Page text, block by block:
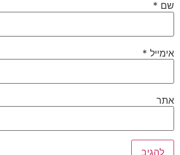
שם *
אימייל *
אתר